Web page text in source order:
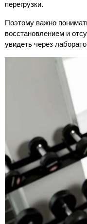
перегрузки.
Поэтому важно
восстановлением и
увидеть через